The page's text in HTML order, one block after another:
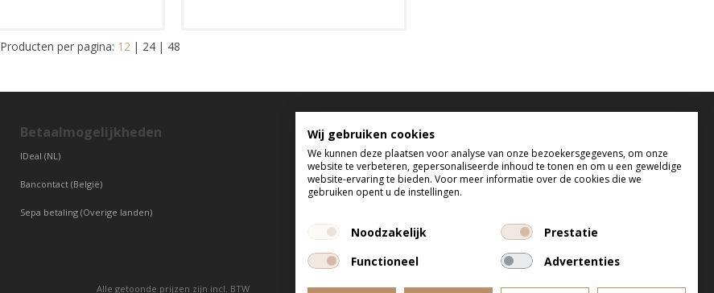
Producten per pagina: 12 | 24 | 48
Betaalmogelijkheden
IDeal (NL)
Bancontact (België)
Sepa betaling (Overige landen)
Telefonisch bereikbaar
di t/m do tussen 9:00 uur en 17:00 uur
vr tussen 9:00 uur en 12:00 uur
Alle getoonde prijzen zijn incl. BTW
Wij gebruiken cookies
We kunnen deze plaatsen voor analyse van onze bezoekersgegevens, om onze
website te verbeteren, gepersonaliseerde inhoud te tonen en om u een geweldige
website-ervaring te bieden. Voor meer informatie over de cookies die we
gebruiken opent u de instellingen.
Noodzakelijk
Prestatie
Functioneel
Advertenties